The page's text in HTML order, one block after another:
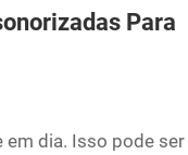
Para
dia. Isso pode ser